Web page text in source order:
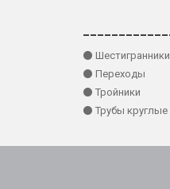
⚫ Шестигранники
⚫ Переходы
⚫ Тройники
⚫ Трубы круглые